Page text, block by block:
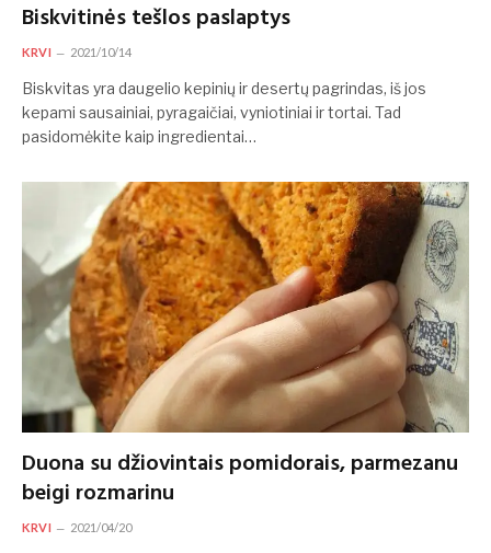
Biskvitinės tešlos paslaptys
KRVI 2021/10/14
Biskvitas yra daugelio kepinių ir desertų pagrindas, iš jos
kepami sausainiai, pyragaičiai, vyniotiniai ir tortai. Tad
pasidomėkite kaip ingredientai…
Duona su džiovintais pomidorais, parmezanu
beigi rozmarinu
KRVI 2021/04/20